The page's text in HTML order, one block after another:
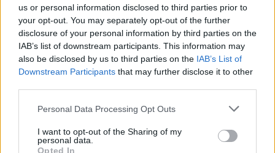
us or personal information disclosed to third parties prior to
your opt-out. You may separately opt-out of the further
disclosure of your personal information by third parties on the
IAB’s list of downstream participants. This information may
also be disclosed by us to third parties on the IAB’s List of
Downstream Participants that may further disclose it to other
Personal Data Processing Opt Outs
I want to opt-out of the Sharing of my
personal data.
Opted In
Gimme 5, investire in automatico e in
modo flessibile
Questa app è un vero e proprio
minimi da effettuare con regolarità e senza